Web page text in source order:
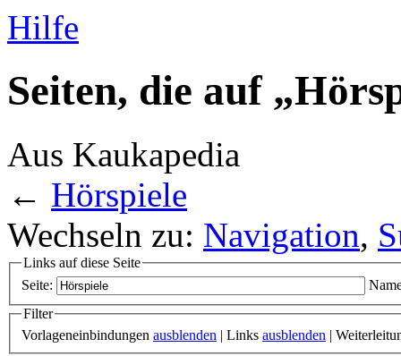
Hilfe
Seiten, die auf
Aus Kaukapedia
← Hörspiele
Wechseln zu: Navigation,
Links auf diese Seite
Seite:
Filter
Vorlageneinbindungen ausblenden | Links ausblenden |